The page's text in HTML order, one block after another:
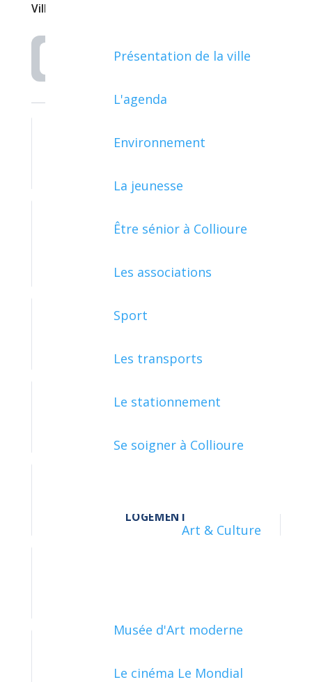
Présentation de la ville
L'agenda
Environnement
La jeunesse
Être sénior à Collioure
Les associations
Sport
Les transports
Le stationnement
Se soigner à Collioure
Art & Culture
Musée d'Art moderne
Le cinéma Le Mondial
Ville de Collioure
Rechercher
FONDS DE DOTATION
FAMILLE - SCOLARITÉ
LOGEMENT